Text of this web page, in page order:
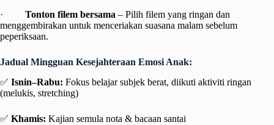
· Tonton filem bersama – Pilih filem yang ringan dan
menggembirakan untuk menceriakan suasana malam sebelum
peperiksaan.
Jadual Mingguan Kesejahteraan Emosi Anak:
✅ Isnin–Rabu: Fokus belajar subjek berat, diikuti aktiviti ringan
(melukis, stretching)
✅ Khamis: Kajian semula nota & bacaan santai